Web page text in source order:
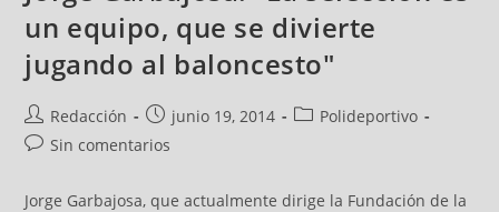
un equipo, que se divierte
jugando al baloncesto"
Redacción junio 19, 2014
Polideportivo
Sin comentarios
Jorge Garbajosa, que actualmente dirige la Fundación de la